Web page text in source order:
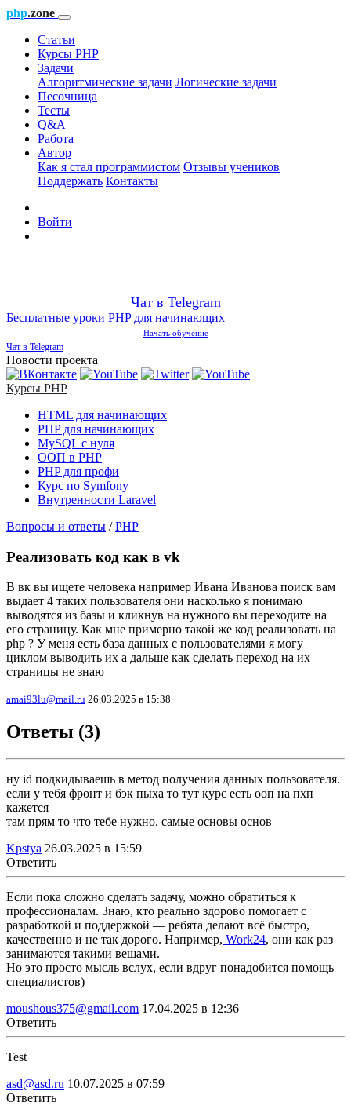
php.zone
Статьи
Курсы PHP
Задачи
Алгоритмические задачи Логические задачи
Песочница
Тесты
Q&A
Работа
Автор
Как я стал программистом Отзывы учеников
Поддержать Контакты
Войти
Чат в Telegram
Бесплатные уроки PHP для начинающих
Начать обучение
Чат в Telegram
Новости проекта
Курсы PHP
HTML для начинающих
PHP для начинающих
MySQL с нуля
ООП в PHP
PHP для профи
Курс по Symfony
Внутренности Laravel
Вопросы и ответы / PHP
Реализовать код как в vk
В вк вы ищете человека например Ивана Иванова поиск вам
выдает 4 таких пользователя они насколько я понимаю
выводятся из базы и кликнув на нужного вы переходите на
его страницу. Как мне примерно такой же код реализовать на
php ? У меня есть база данных с пользователями я могу
циклом выводить их а дальше как сделать переход на их
страницы не знаю
amai93lu@mail.ru 26.03.2025 в 15:38
Ответы (3)
ну id подкидываешь в метод получения данных пользователя.
если у тебя фронт и бэк пыха то тут курс есть ооп на пхп
кажется
там прям то что тебе нужно. самые основы основ
Kpstya 26.03.2025 в 15:59
Ответить
Если пока сложно сделать задачу, можно обратиться к
профессионалам. Знаю, кто реально здорово помогает с
разработкой и поддержкой — ребята делают всё быстро,
качественно и не так дорого. Например, Work24, они как раз
занимаются такими вещами.
Но это просто мысль вслух, если вдруг понадобится помощь
специалистов)
moushous375@gmail.com 17.04.2025 в 12:36
Ответить
Test
asd@asd.ru 10.07.2025 в 07:59
Ответить